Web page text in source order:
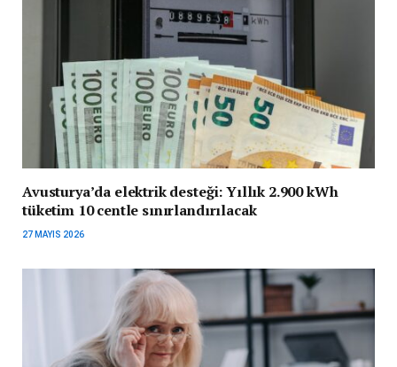
Avusturya’da elektrik desteği: Yıllık 2.900 kWh
tüketim 10 centle sınırlandırılacak
27 MAYIS 2026